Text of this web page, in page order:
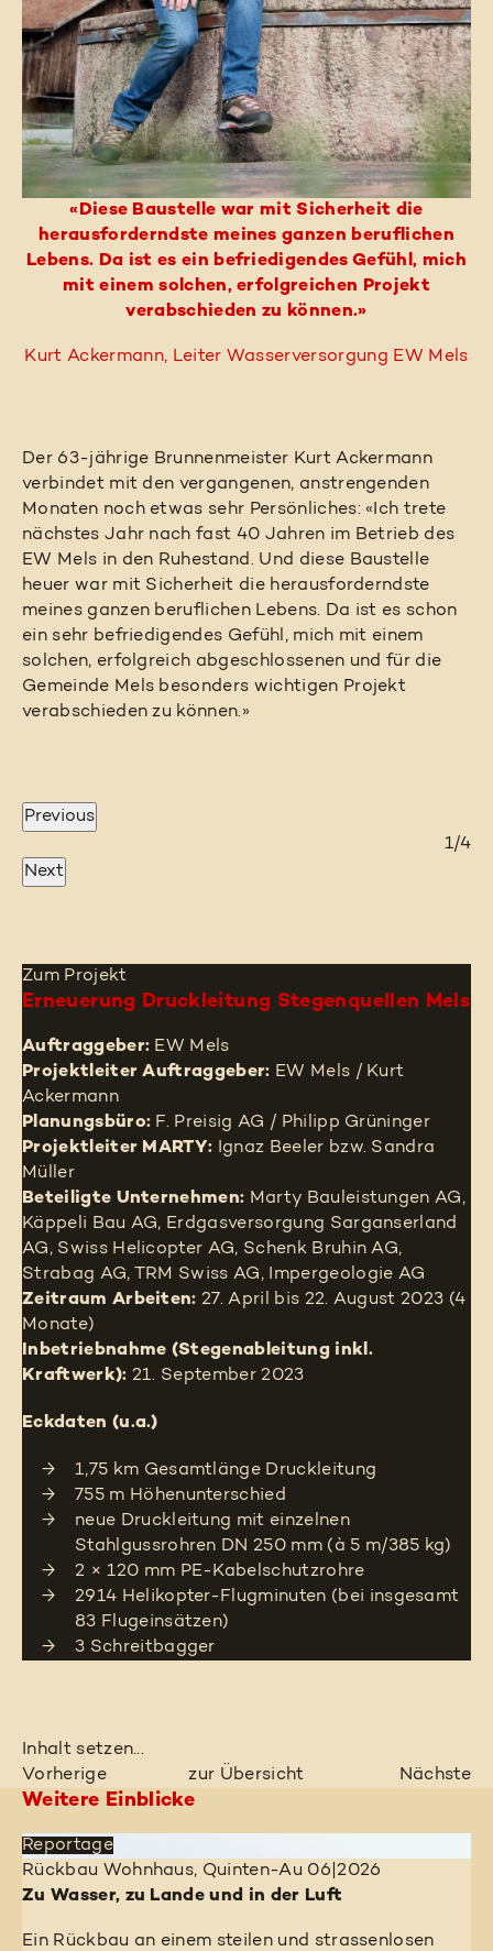
«Diese Baustelle war mit Sicherheit die
herausforderndste meines ganzen beruflichen
Lebens. Da ist es ein befriedigendes Gefühl, mich
mit einem solchen, erfolgreichen Projekt
verabschieden zu können.»
Kurt Ackermann, Leiter Wasserversorgung EW Mels
Der 63-jährige Brunnenmeister Kurt Ackermann
verbindet mit den vergangenen, anstrengenden
Monaten noch etwas sehr Persönliches: «Ich trete
nächstes Jahr nach fast 40 Jahren im Betrieb des
EW Mels in den Ruhestand. Und diese Baustelle
heuer war mit Sicherheit die herausforderndste
meines ganzen beruflichen Lebens. Da ist es schon
ein sehr befriedigendes Gefühl, mich mit einem
solchen, erfolgreich abgeschlossenen und für die
Gemeinde Mels besonders wichtigen Projekt
verabschieden zu können.»
Previous
1/4
2/4
3/4
4/4
Next
Zum Projekt
Erneuerung Druckleitung Stegenquellen Mels
Auftraggeber: EW Mels
Projektleiter Auftraggeber: EW Mels / Kurt
Ackermann
Planungsbüro: F. Preisig AG / Philipp Grüninger
Projektleiter MARTY: Ignaz Beeler bzw. Sandra
Müller
Beteiligte Unternehmen: Marty Bauleistungen AG,
Käppeli Bau AG, Erdgasversorgung Sarganserland
AG, Swiss Helicopter AG, Schenk Bruhin AG,
Strabag AG, TRM Swiss AG, Impergeologie AG
Zeitraum Arbeiten: 27. April bis 22. August 2023 (4
Monate)
Inbetriebnahme (Stegenableitung inkl.
Kraftwerk): 21. September 2023
Eckdaten (u.a.)
1,75 km Gesamtlänge Druckleitung
755 m Höhenunterschied
neue Druckleitung mit einzelnen
Stahlgussrohren DN 250 mm (à 5 m/385 kg)
2 × 120 mm PE-Kabelschutzrohre
2914 Helikopter-Flugminuten (bei insgesamt
83 Flugeinsätzen)
3 Schreitbagger
Inhalt setzen...
Vorherige
zur Übersicht Nächste
Weitere Einblicke
Reportage
Rückbau Wohnhaus, Quinten-Au 06|2026
Zu Wasser, zu Lande und in der Luft
Ein Rückbau an einem steilen und strassenlosen